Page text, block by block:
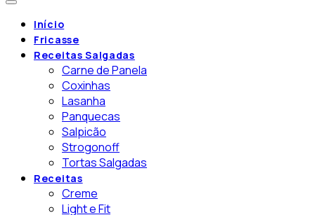
Início
Fricasse
Receitas Salgadas
Carne de Panela
Coxinhas
Lasanha
Panquecas
Salpicão
Strogonoff
Tortas Salgadas
Receitas
Creme
Light e Fit